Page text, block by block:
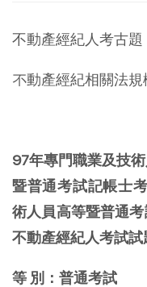
不動產經紀人考古題
不動產經紀相關法
97年專門職業及技
暨普通考試記帳士
術人員高等暨普通
不動產經紀人考試試
等 別：普通考試